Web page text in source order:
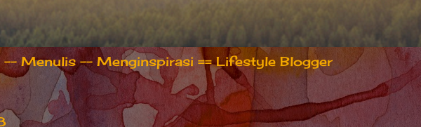
Menulis -- Menginspirasi == Lifestyle Blogger